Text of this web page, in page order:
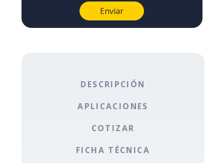
DESCRIPCIÓN
APLICACIONES
COTIZAR
FICHA TÉCNICA